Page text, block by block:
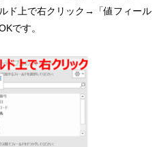
ド上で右クリック→「値フィール
です。